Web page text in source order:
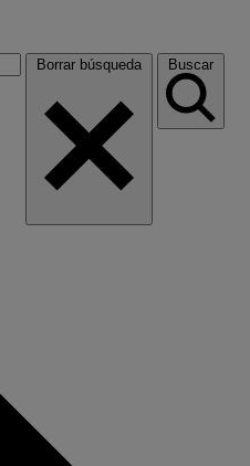
Borrar búsqueda Buscar